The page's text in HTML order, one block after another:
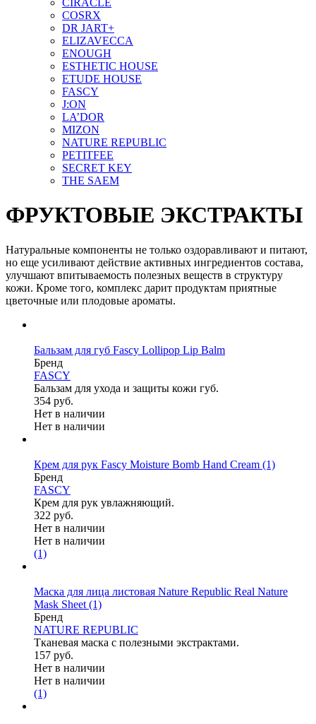
CIRACLE
COSRX
DR JART+
ELIZAVECCA
ENOUGH
ESTHETIC HOUSE
ETUDE HOUSE
FASCY
J:ON
LA’DOR
MIZON
NATURE REPUBLIC
PETITFEE
SEСRET KEY
THE SAEM
ФРУКТОВЫЕ ЭКСТРАКТЫ
Натуральные компоненты не только оздоравливают и питают,
но еще усиливают действие активных ингредиентов состава,
улучшают впитываемость полезных веществ в структуру
кожи. Кроме того, комплекс дарит продуктам приятные
цветочные или плодовые ароматы.
Бальзам для губ Fascy Lollipop Lip Balm
Бренд
FASCY
Бальзам для ухода и защиты кожи губ.
354 руб.
Нет в наличии
Нет в наличии
Крем для рук Fascy Moisture Bomb Hand Cream (1)
Бренд
FASCY
Крем для рук увлажняющий.
322 руб.
Нет в наличии
Нет в наличии
(1)
Маска для лица листовая Nature Republic Real Nature
Mask Sheet (1)
Бренд
NATURE REPUBLIC
Тканевая маска с полезными экстрактами.
157 руб.
Нет в наличии
Нет в наличии
(1)